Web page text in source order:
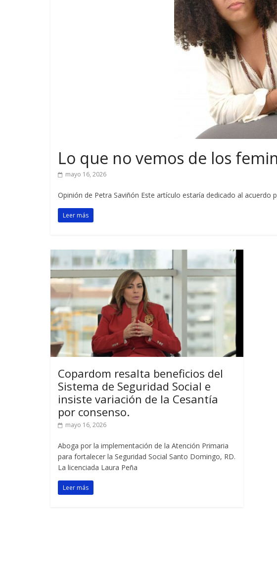
Lo que no vemos de los
mayo 16, 2026
Opinión de Petra Saviñón Este artículo estaría dedicado al
Leer más
Copardom resalta beneficios del
Sistema de Seguridad Social e
insiste variación de la Cesantía
por consenso.
mayo 16, 2026
Aboga por la implementación de la Atención Primaria
para fortalecer la Seguridad Social Santo Domingo, RD.
La licenciada Laura Peña
Leer más